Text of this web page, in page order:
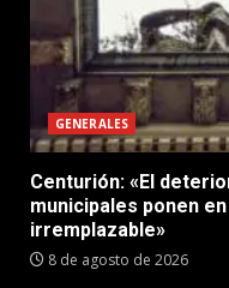
GENERALES
Centurión: «El
municipales ponen
irremplazable»
8 de agosto de 2026